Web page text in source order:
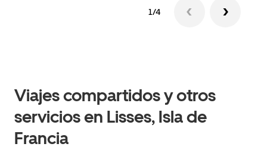
1/4
Viajes compartidos y otros
servicios en Lisses, Isla de
Francia